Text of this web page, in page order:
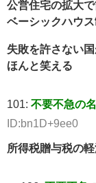
公営住宅の拡大
ベーシックハウ
失敗を許さない
ほんと笑える
101: 不要不急の
ID:bn1D+9ee0
所得税贈与税の